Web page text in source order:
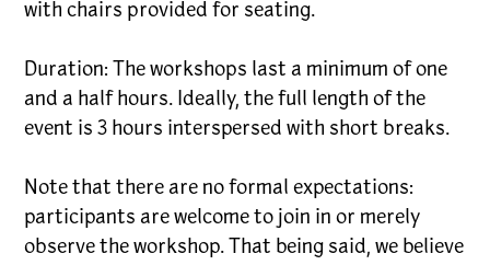
with chairs provided for seating.
Duration: The workshops last a minimum of one
and a half hours. Ideally, the full length of the
event is 3 hours interspersed with short breaks.
Note that there are no formal expectations:
participants are welcome to join in or merely
observe the workshop. That being said, we believe